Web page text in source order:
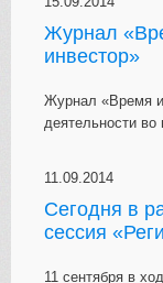
Журнал
инвестор»
Журнал «Время
деятельности во
11.09.2014
Сегодня в
сессия
11 сентября в